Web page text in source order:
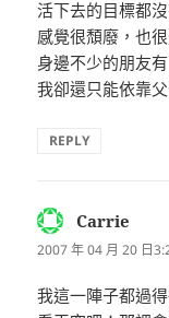
活下去的目標都沒
感覺很頹廢，也很
身邊不少的朋友
我卻還只能依靠
REPLY
Carrie
示:
2007 年 04 月 20 日
我這一陣子都過